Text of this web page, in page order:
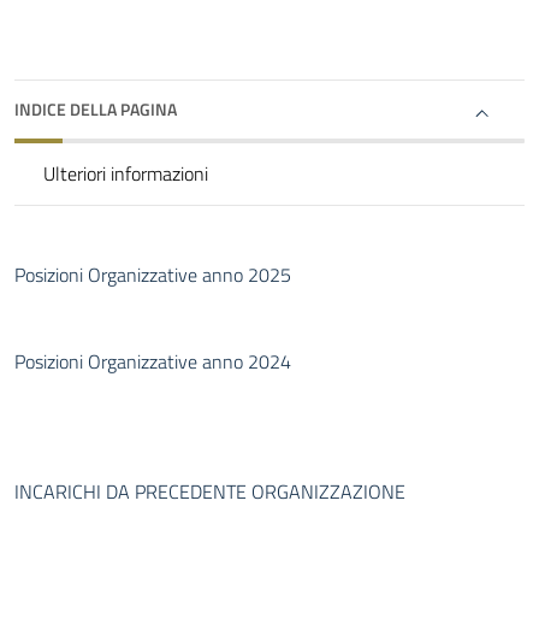
INDICE DELLA PAGINA
Ulteriori informazioni
Posizioni Organizzative anno 2025
Posizioni Organizzative anno 2024
INCARICHI DA PRECEDENTE ORGANIZZAZIONE